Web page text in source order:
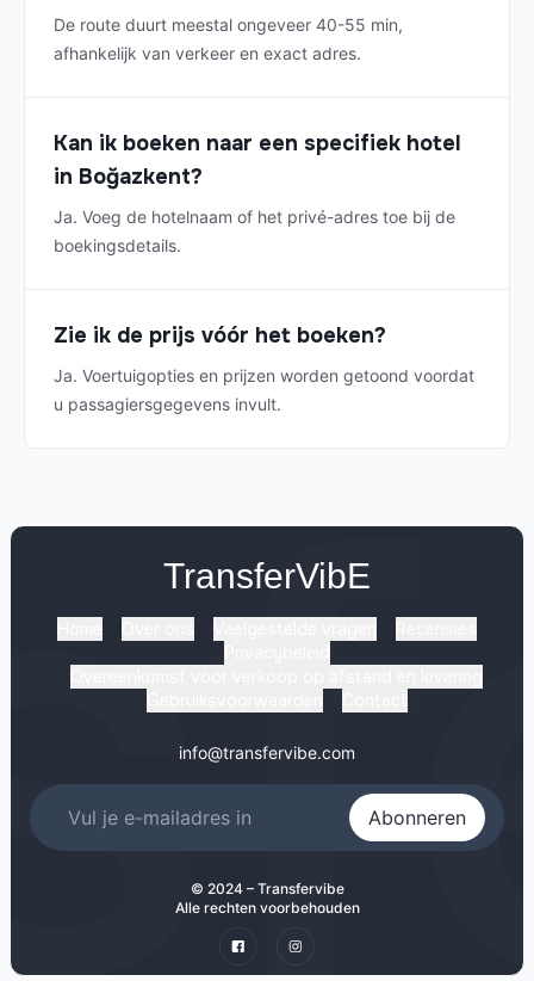
De route duurt meestal ongeveer 40-55 min,
afhankelijk van verkeer en exact adres.
Kan ik boeken naar een specifiek hotel
in Boğazkent?
Ja. Voeg de hotelnaam of het privé-adres toe bij de
boekingsdetails.
Zie ik de prijs vóór het boeken?
Ja. Voertuigopties en prijzen worden getoond voordat
u passagiersgegevens invult.
TransferVibE
info@transfervibe.com
Abonneren
© 2024 – Transfervibe
Alle rechten voorbehouden